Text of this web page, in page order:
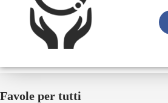
Favole per tutti